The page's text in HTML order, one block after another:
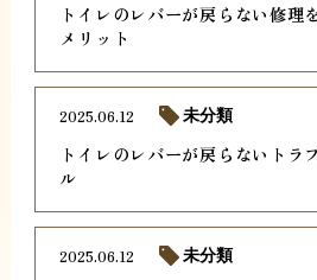
トイレのレバーが戻らない修理
メリット
トイレのレバーが戻らないトラ
ル
2025.06.12 未分類
2025.06.12 未分類